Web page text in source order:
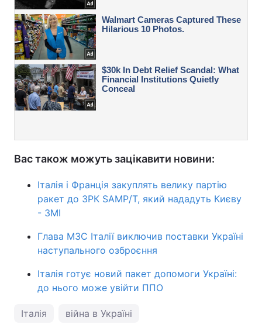
Вас також можуть зацікавити новини:
Італія і Франція закуплять велику партію
ракет до ЗРК SAMP/T, який нададуть Києву
- ЗМІ
Глава МЗС Італії виключив поставки Україні
наступального озброєння
Італія готує новий пакет допомоги Україні:
до нього може увійти ППО
Італія війна в Україні